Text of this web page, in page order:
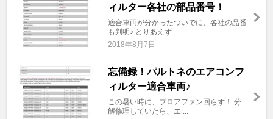
ィルター各社の部品番号！
適合車両が分かったついでに、各社の品番
も判明♪ とりあえず ...
2018年8月7日
忘備録！パルトネのエアコンフ
ィルター適合車両♪
この暑い時に、ブロアファン回らず！ 分
解修理していたら、エ ...